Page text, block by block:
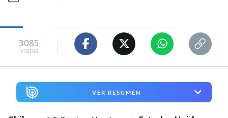
3085
visitas
VER RESUMEN